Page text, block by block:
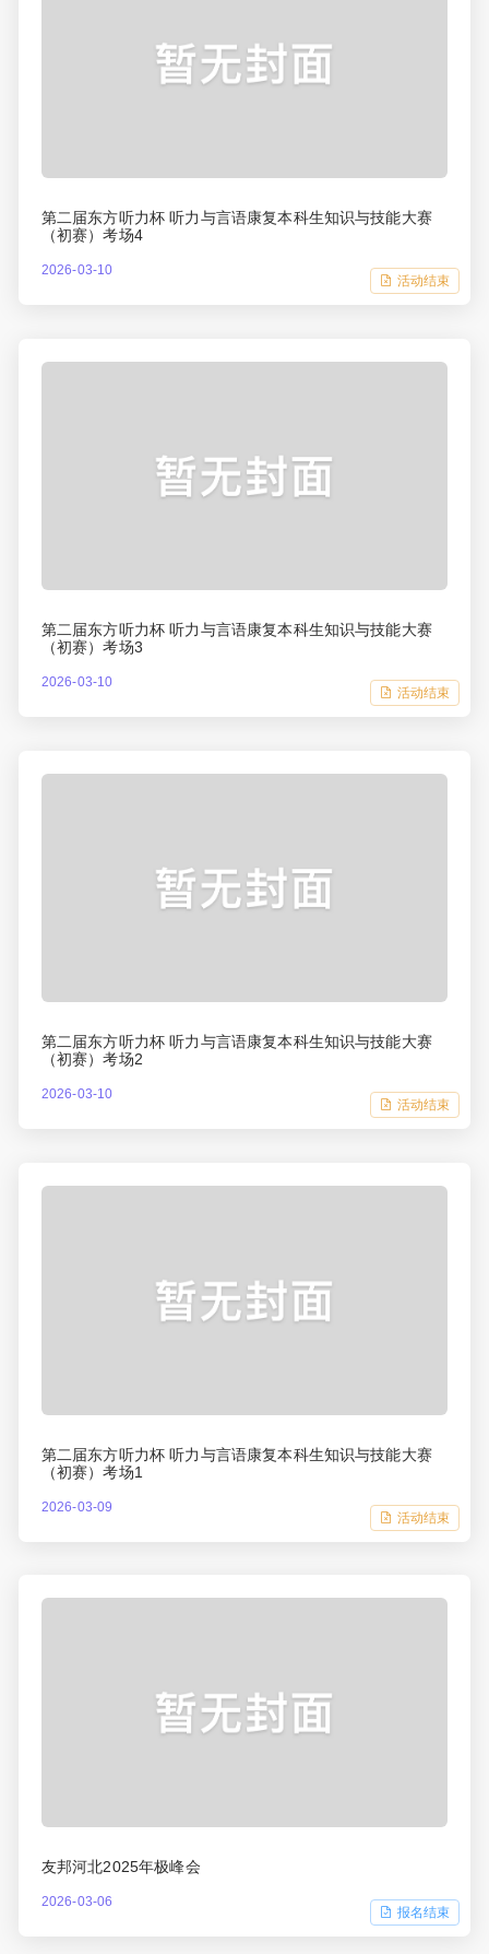
第二届东方听力杯 听力与言语康复本科生知识与技能大赛
（初赛）考场4
2026-03-10
活动结束
第二届东方听力杯 听力与言语康复本科生知识与技能大赛
（初赛）考场3
2026-03-10
活动结束
第二届东方听力杯 听力与言语康复本科生知识与技能大赛
（初赛）考场2
2026-03-10
活动结束
第二届东方听力杯 听力与言语康复本科生知识与技能大赛
（初赛）考场1
2026-03-09
活动结束
友邦河北2025年极峰会
2026-03-06
报名结束